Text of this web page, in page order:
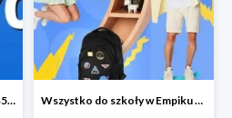
Hity sprzedaży w Empiku do -45% Wszystko do szkoły w Empiku do -50%